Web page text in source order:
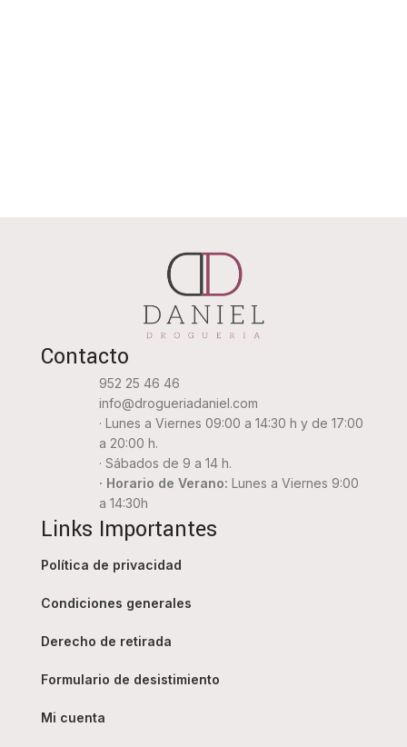
Contacto
952 25 46 46
info@drogueriadaniel.com
· Lunes a Viernes 09:00 a 14:30 h y de 17:00
a 20:00 h.
· Sábados de 9 a 14 h.
· Horario de Verano: Lunes a Viernes 9:00
a 14:30h
Links Importantes
Política de privacidad
Condiciones generales
Derecho de retirada
Formulario de desistimiento
Mi cuenta